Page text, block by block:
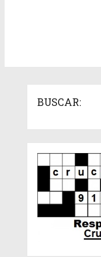
BUSCAR: